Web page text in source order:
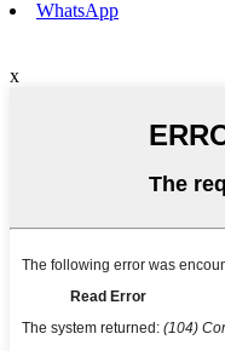
WhatsApp
x